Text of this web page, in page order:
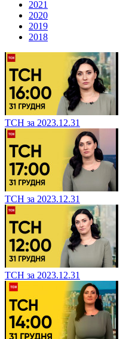
2021
2020
2019
2018
ТСН за 2023.12.31
ТСН за 2023.12.31
ТСН за 2023.12.31